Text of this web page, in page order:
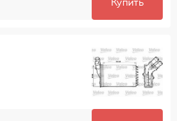
Купить